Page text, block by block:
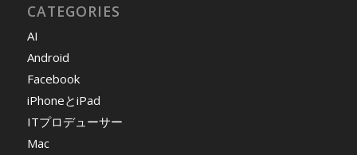
CATEGORIES
AI
Android
Facebook
iPhoneとiPad
ITプロデューサー
Mac